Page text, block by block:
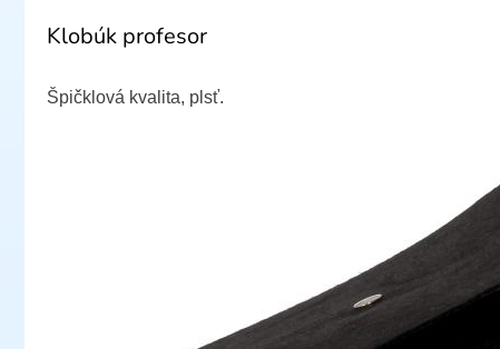
Klobúk profesor
Špičklová kvalita, plsť.